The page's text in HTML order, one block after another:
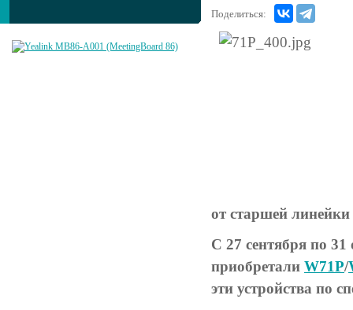
Поделиться:
от старшей
С 27 сентября по
приобретали W71P/
эти устройства по